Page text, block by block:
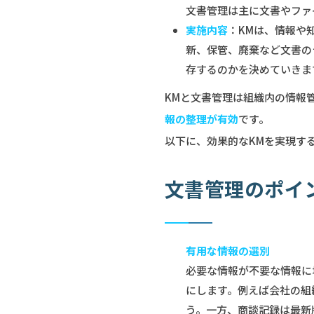
文書管理は主に文書やフ
実施内容：KMは、情報や
新、保管、廃棄など文書
存するのかを決めていき
KMと文書管理は組織内の情報
報の整理が有効です。
以下に、効果的なKMを実現す
文書管理のポイ
有用な情報の選別
必要な情報が不要な情報
にします。例えば会社の
う。一方、商談記録は最